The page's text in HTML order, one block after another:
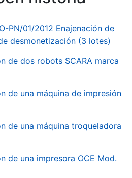
PN/01/2012 Enajenación de
desmonetización (3 lotes)
de dos robots SCARA marca
de una máquina de impresión
de una máquina troqueladora
de una impresora OCE Mod.